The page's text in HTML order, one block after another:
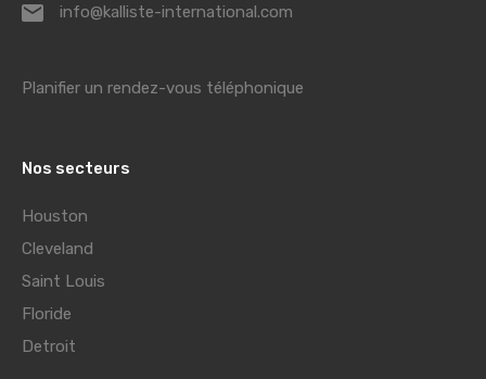
info@kalliste-international.com
Planifier un rendez-vous téléphonique
Nos secteurs
Houston
Cleveland
Saint Louis
Floride
Detroit